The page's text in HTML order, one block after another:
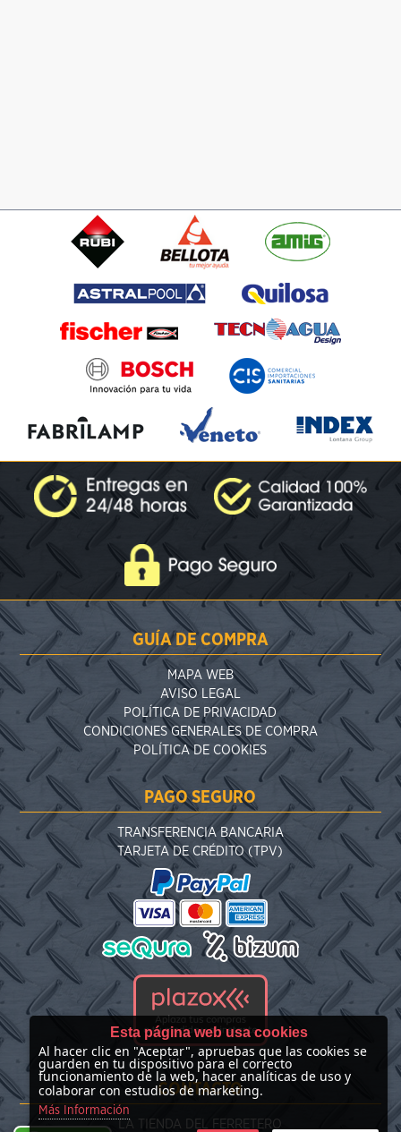
GUÍA DE COMPRA
MAPA WEB
AVISO LEGAL
POLÍTICA DE PRIVACIDAD
CONDICIONES GENERALES DE COMPRA
POLÍTICA DE COOKIES
PAGO SEGURO
TRANSFERENCIA BANCARIA
TARJETA DE CRÉDITO (TPV)
CONTACTO
LA TIENDA DEL FERRETERO
Esta página web usa cookies
Al hacer clic en "Aceptar", apruebas que las cookies se
guarden en tu dispositivo para el correcto
funcionamiento de la web, hacer analíticas de uso y
colaborar con estudios de marketing.
Más Información